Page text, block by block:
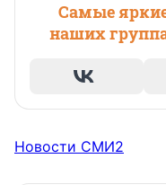
Самые
наших
Новости СМИ2